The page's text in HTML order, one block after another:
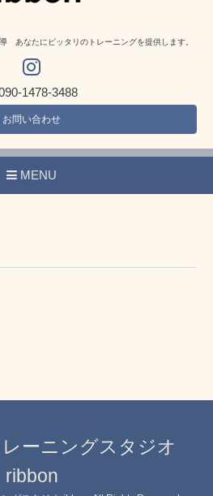
あなたにピッタリのトレーニングを提供します。
1478-3488
お問い合わせ
MENU
ーニングスタジオ
ribbon